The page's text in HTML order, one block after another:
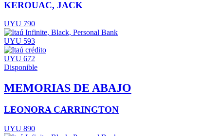
KEROUAC, JACK
UYU 790
UYU 593
UYU 672
Disponible
MEMORIAS DE ABAJO
LEONORA CARRINGTON
UYU 890